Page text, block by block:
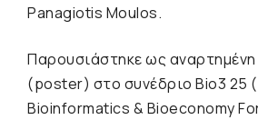
Panagiotis Moulos.
Παρουσιάστηκε ως
(poster) στο συνέδριο Bio3 25
Bioinformatics & Bioeconomy